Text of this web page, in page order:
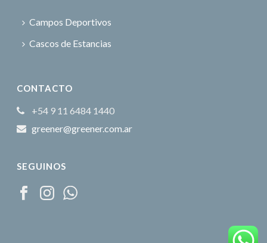
Campos Deportivos
Cascos de Estancias
CONTACTO
+54 9 11 6484 1440
greener@greener.com.ar
SEGUINOS